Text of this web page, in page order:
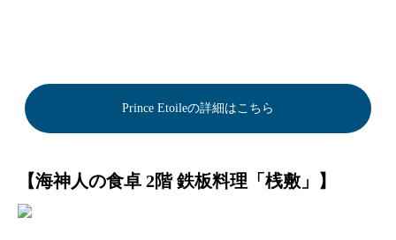
Prince Etoileの詳細はこちら
【海神人の食卓 2階 鉄板料理「桟敷」】